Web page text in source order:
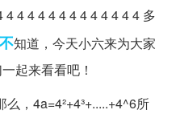
4 4 4 4 4 4 4 4 4 4 4 4 多
知道，今天小六来为大家
起来看看吧！
么，4a=4²+4³+.....+4^6所